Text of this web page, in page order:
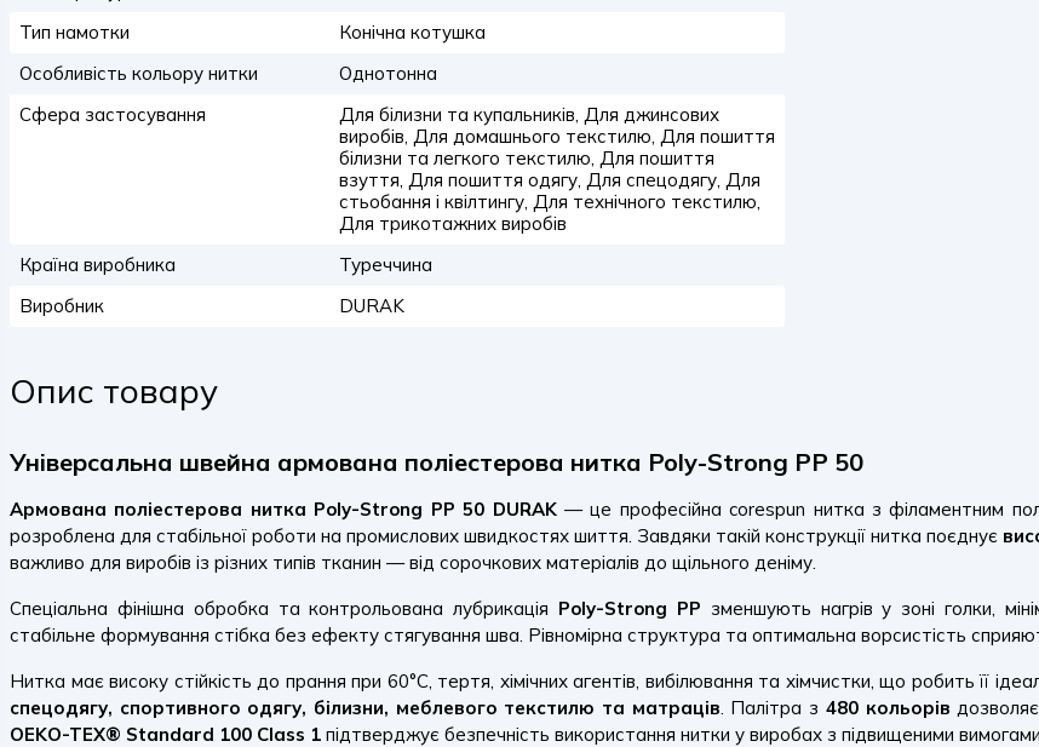
Тип намотки
Конічна котушка
Особливість кольору нитки
Однотонна
Сфера застосування
Для білизни та купальників, Для джинсових
виробів, Для домашнього текстилю, Для пошиття
білизни та легкого текстилю, Для пошиття
взуття, Для пошиття одягу, Для спецодягу, Для
стьобання і квілтингу, Для технічного текстилю,
Для трикотажних виробів
Країна виробника
Туреччина
Виробник
DURAK
Опис товару
Універсальна швейна армована поліестерова нитка Poly-Strong PP 50
Армована поліестерова нитка Poly-Strong PP 50 DURAK— це професійна corespun нитка з філаментним
розроблена для стабільної роботи на промислових швидкостях шиття. Завдяки такій конструкції нитка поєднує
важливо для виробів із різних типів тканин — від сорочкових матеріалів до щільного деніму.
Спеціальна фінішна обробка та контрольована лубрикація Poly-Strong PP зменшують нагрів у зоні голки,
стабільне формування стібка без ефекту стягування шва. Рівномірна структура та оптимальна ворсистість
Нитка має високу стійкість до прання при 60°C, тертя, хімічних агентів, вибілювання та хімчистки, що робить її
спецодягу, спортивного одягу, білизни, меблевого текстилю та матраців. Палітра з 480 кольорів
OEKO-TEX® Standard 100 Class 1 підтверджує безпечність використання нитки у виробах з підвищеними